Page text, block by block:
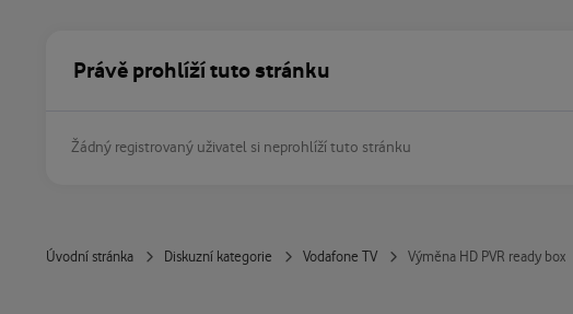
Právě prohlíží tuto stránku
Žádný registrovaný uživatel si neprohlíží tuto stránku
Úvodní stránka Diskuzní kategorie Vodafone TV Výměna HD PVR ready box